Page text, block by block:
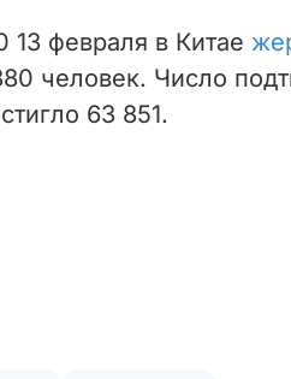
февраля в Китае
человек. Число
63 851.